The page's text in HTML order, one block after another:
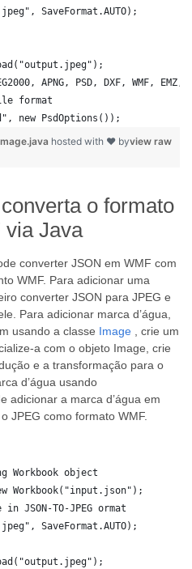
SaveFormat.AUTO);
APNG, PSD, DXF, WMF,
format
new PsdOptions());
view raw
hosted with ❤ by
o formato
via Java
converter JSON em WMF com
WMF. Para adicionar uma
converter JSON para JPEG e
Para adicionar marca d’água,
usando a classe Image , crie um
a com o objeto Image, crie
e a transformação para o
d’água usando
adicionar a marca d’água em
JPEG como formato WMF.
Workbook object
Workbook("input.json");
TO-JPEG ormat
SaveFormat.AUTO);